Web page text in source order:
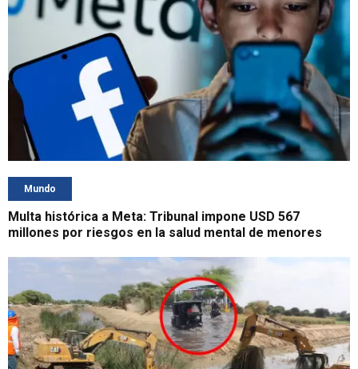
Mundo
Multa histórica a Meta: Tribunal impone USD 567
millones por riesgos en la salud mental de menores